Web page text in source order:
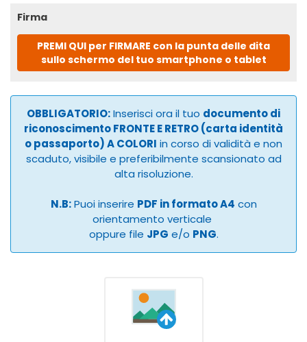
Firma
PREMI QUI per FIRMARE con la punta delle dita
sullo schermo del tuo smartphone o tablet
OBBLIGATORIO:Inserisci ora il tuo documento di
riconoscimento FRONTE E RETRO (carta identità
o passaporto) A COLORI in corso di validità e non
scaduto, visibile e preferibilmente scansionato ad
alta risoluzione.
N.B:Puoi inserire PDF in formato A4 con
orientamento verticale
oppure file JPG e/o PNG.